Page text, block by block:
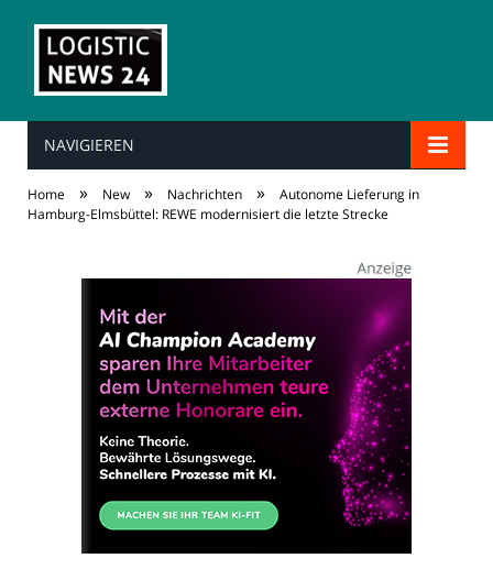
NAVIGIEREN
Home » New » Nachrichten »
Autonome Lieferung in
Hamburg-Elmsbüttel: REWE modernisiert die letzte Strecke